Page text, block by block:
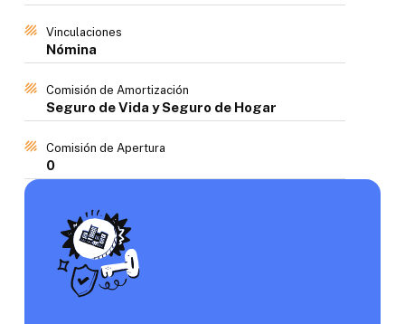
Vinculaciones
Nómina
Comisión de Amortización
Seguro de Vida y Seguro de Hogar
Comisión de Apertura
0